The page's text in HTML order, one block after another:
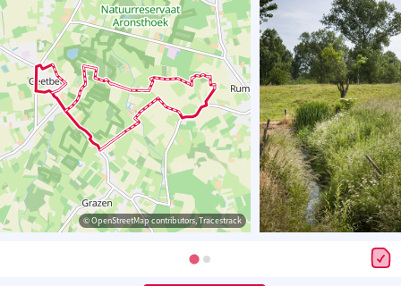
© OpenStreetMap contributors, Tracestrack